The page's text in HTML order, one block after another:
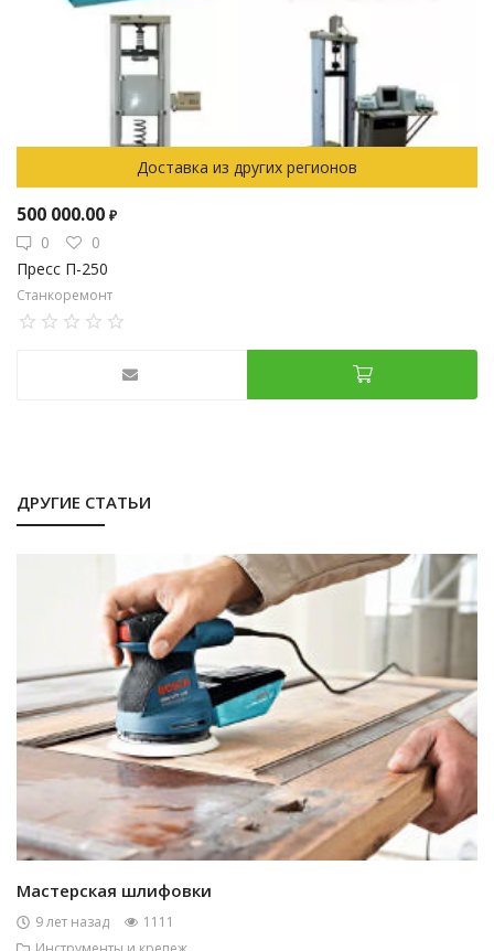
Доставка из других регионов
500 000.00 ₽
0
0
Пресс П-250
Станкоремонт
ДРУГИЕ СТАТЬИ
Мастерская шлифовки
9 лет назад
1111